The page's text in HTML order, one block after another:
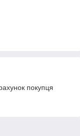
покупця